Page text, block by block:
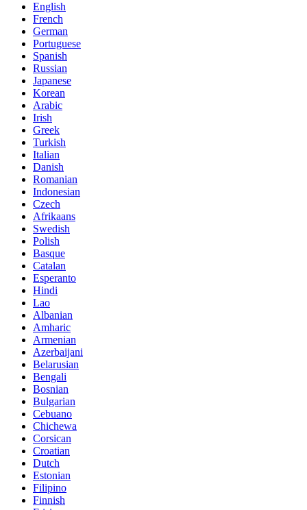
English
French
German
Portuguese
Spanish
Russian
Japanese
Korean
Arabic
Irish
Greek
Turkish
Italian
Danish
Romanian
Indonesian
Czech
Afrikaans
Swedish
Polish
Basque
Catalan
Esperanto
Hindi
Lao
Albanian
Amharic
Armenian
Azerbaijani
Belarusian
Bengali
Bosnian
Bulgarian
Cebuano
Chichewa
Corsican
Croatian
Dutch
Estonian
Filipino
Finnish